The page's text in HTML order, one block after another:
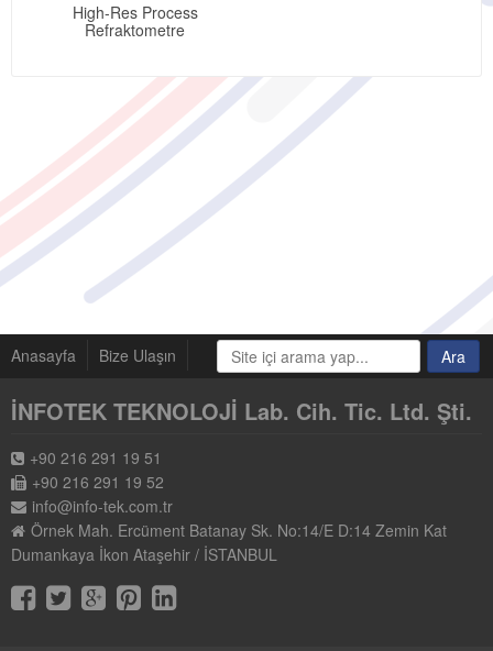
High-Res Process
Refraktometre
Anasayfa Bize Ulaşın
İNFOTEK TEKNOLOJİ Lab. Cih. Tic. Ltd. Şti.
+90 216 291 19 51
+90 216 291 19 52
info@info-tek.com.tr
Örnek Mah. Ercüment Batanay Sk. No:14/E D:14 Zemin Kat
Dumankaya İkon Ataşehir / İSTANBUL